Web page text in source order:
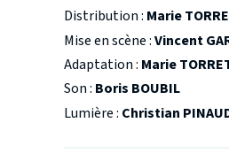
Comment elle et
seul en scène adapté
Ces femmes ont noué
de vie, des brins de
bouleversante que Marie
Distribution : Marie
Mise en scène :Vincent
Adaptation : Marie
Son : Boris BOUBIL
Lumière : Christian